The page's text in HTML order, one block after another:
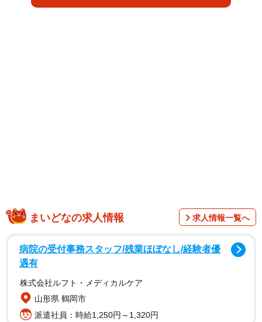
した人の割合は2%でした。
されることが少ないことが分かります。だからこそ実際に
も多いです。
父親が経営していた会社を引き継いで5年目の経営者である
Aさんも、まさか自分の会社が退職代行サービスの人と関わ
るとは思っていませんでした。
まいどなの求人情報 求人情報一覧へ
病院の受付事務スタッフ/残業ほぼなし/経験者優
遇有
株式会社ルフト・メディカルケア
山形県 鶴岡市
派遣社員：時給1,250円～1,320円